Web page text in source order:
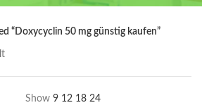
“Doxycyclin 50 mg günstig kaufen”
Show 9 12 18 24